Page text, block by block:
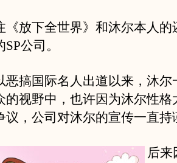
放下全世界》和沐尔本人的
公司。
搞国际名人出道以来，沐尔
的视野中，也许因为沐尔性格
议，公司对沐尔的宣传一直持
后来